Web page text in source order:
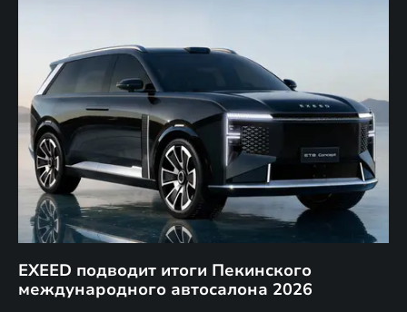
EXEED подводит итоги Пекинского
международного автосалона 2026